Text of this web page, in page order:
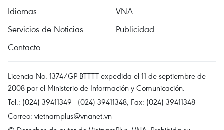
Idiomas
VNA
Servicios de Noticias
Publicidad
Contacto
Licencia No. 1374/GP-BTTTT expedida el 11 de septiembre de
2008 por el Ministerio de Información y Comunicación.
Tel.: (024) 39411349 - (024) 39411348, Fax: (024) 39411348
Correo: vietnamplus@vnanet.vn